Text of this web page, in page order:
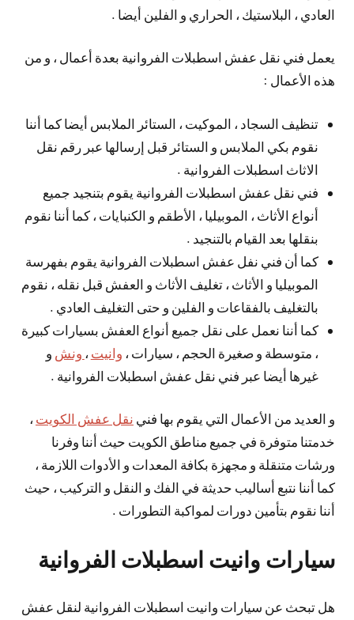
العادي ، البلاستيك ، الحراري و الفلين أيضا .
يعمل فني نقل عفش اسطبلات الفروانية بعدة أعمال ، و من
هذه الأعمال :
تنظيف السجاد ، الموكيت ، الستائر الملابس أيضا كما أننا
نقوم بكي الملابس و الستائر قبل إرسالها عبر رقم نقل
الاثاث اسطبلات الفروانية .
فني نقل عفش اسطبلات الفروانية يقوم بتنجيد جميع
أنواع الأثاث ، الموبيليا ، الأطقم و الكنبايات ، كما أننا نقوم
بنقلها بعد القيام بالتنجيد .
كما أن فني نفل عفش اسطبلات الفروانية يقوم بفهرسة
الموبيليا و الأثاث ، تغليف الأثاث و العفش قبل نقله ، نقوم
بالتغليف بالفقاعات و الفلين و حتى التغليف العادي .
كما أننا نعمل على نقل جميع أنواع العفش بسيارات كبيرة
، متوسطة و صغيرة الحجم ، سيارات ، وانيت ، ونش و
غيرها أيضا عبر فني نقل عفش اسطبلات الفروانية .
و العديد من الأعمال التي يقوم بها فني نقل عفش الكويت ،
خدمتنا متوفرة في جميع مناطق الكويت حيث أننا وفرنا
ورشات متنقلة و مجهزة بكافة المعدات و الأدوات اللازمة ،
كما أننا نتبع أساليب حديثة في الفك و النقل و التركيب ، حيث
أننا نقوم بتأمين دورات لمواكبة التطورات .
سيارات وانيت اسطبلات الفروانية
هل تبحث عن سيارات وانيت اسطبلات الفروانية لنقل عفش